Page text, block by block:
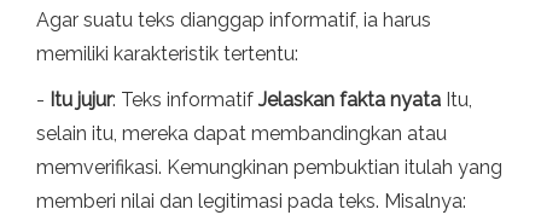
Agar suatu teks dianggap informatif, ia harus
memiliki karakteristik tertentu:
- Itu jujur: Teks informatif Jelaskan fakta nyata Itu,
selain itu, mereka dapat membandingkan atau
memverifikasi. Kemungkinan pembuktian itulah yang
memberi nilai dan legitimasi pada teks. Misalnya: